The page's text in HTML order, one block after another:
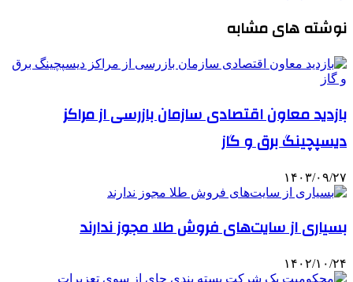
نوشته های مشابه
بازدید معاون اقتصادی سازمان بازرسی از مراکز
دیسپچینگ برق و گاز
۱۴۰۳/۰۹/۲۷
بسیاری از سایت‌های فروش طلا مجوز ندارند
۱۴۰۲/۱۰/۲۴